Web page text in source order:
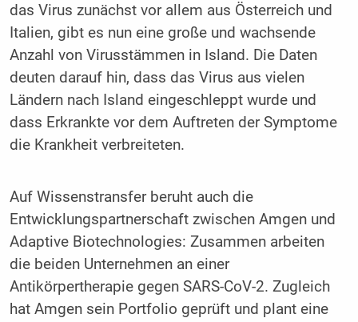
das Virus zunächst vor allem aus Österreich und
Italien, gibt es nun eine große und wachsende
Anzahl von Virusstämmen in Island. Die Daten
deuten darauf hin, dass das Virus aus vielen
Ländern nach Island eingeschleppt wurde und
dass Erkrankte vor dem Auftreten der Symptome
die Krankheit verbreiteten.
Auf Wissenstransfer beruht auch die
Entwicklungspartnerschaft zwischen Amgen und
Adaptive Biotechnologies: Zusammen arbeiten
die beiden Unternehmen an einer
Antikörpertherapie gegen SARS-CoV-2. Zugleich
hat Amgen sein Portfolio geprüft und plant eine